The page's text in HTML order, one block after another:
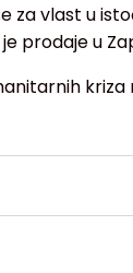
za vlast u
prodaje u
kriza